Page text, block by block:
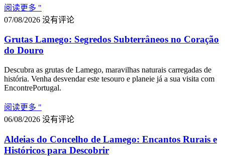
阅读更多 "
07/08/2026 没有评论
Grutas Lamego: Segredos Subterrâneos no Coração
do Douro
Descubra as grutas de Lamego, maravilhas naturais carregadas de
história. Venha desvendar este tesouro e planeie já a sua visita com
EncontrePortugal.
阅读更多 "
06/08/2026 没有评论
Aldeias do Concelho de Lamego: Encantos Rurais e
Históricos para Descobrir